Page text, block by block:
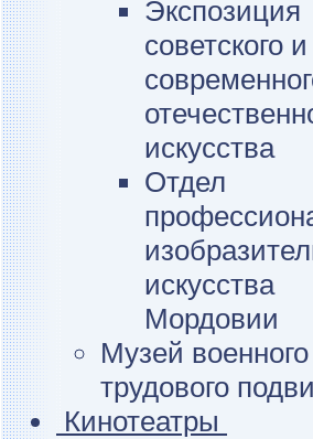
Экспозиция
советского и
искусства
Отдел
искусства
Мордовии
Музей
трудового
Кинотеатры